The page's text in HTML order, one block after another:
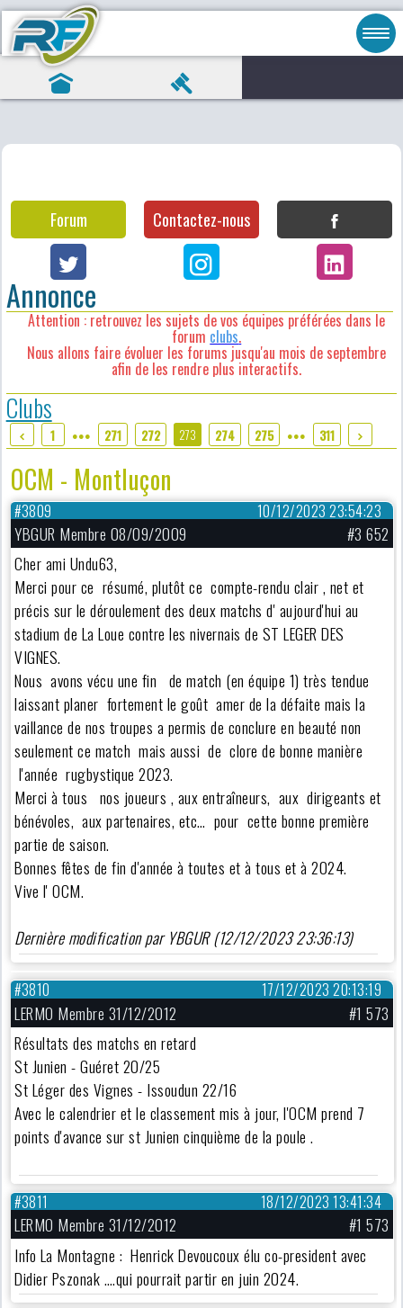
Forum Contactez-nous
Annonce
Attention : retrouvez les sujets de vos équipes préférées dans le
forum clubs.
Nous allons faire évoluer les forums jusqu'au mois de septembre
afin de les rendre plus interactifs.
Clubs
1 ●●● 271 272 273 274 275 ●●● 311
OCM - Montluçon
10/12/2023 23:54:23
#3809
YBGUR Membre 08/09/2009
#3 652
Cher ami Undu63,
Merci pour ce résumé, plutôt ce compte-rendu clair , net et
précis sur le déroulement des deux matchs d' aujourd'hui au
stadium de La Loue contre les nivernais de ST LEGER DES
VIGNES.
Nous avons vécu une fin de match (en équipe 1) très tendue
laissant planer fortement le goût amer de la défaite mais la
vaillance de nos troupes a permis de conclure en beauté non
seulement ce match mais aussi de clore de bonne manière
l'année rugbystique 2023.
Merci à tous nos joueurs , aux entraîneurs, aux dirigeants et
bénévoles, aux partenaires, etc… pour cette bonne première
partie de saison.
Bonnes fêtes de fin d'année à toutes et à tous et à 2024.
Vive l' OCM.
Dernière modification par YBGUR (12/12/2023 23:36:13)
17/12/2023 20:13:19
#3810
LERMO Membre 31/12/2012
#1 573
Résultats des matchs en retard
St Junien - Guéret 20/25
St Léger des Vignes - Issoudun 22/16
Avec le calendrier et le classement mis à jour, l'OCM prend 7
points d'avance sur st Junien cinquième de la poule .
18/12/2023 13:41:34
#3811
LERMO Membre 31/12/2012
#1 573
Info La Montagne : Henrick Devoucoux élu co-president avec
Didier Pszonak ….qui pourrait partir en juin 2024.